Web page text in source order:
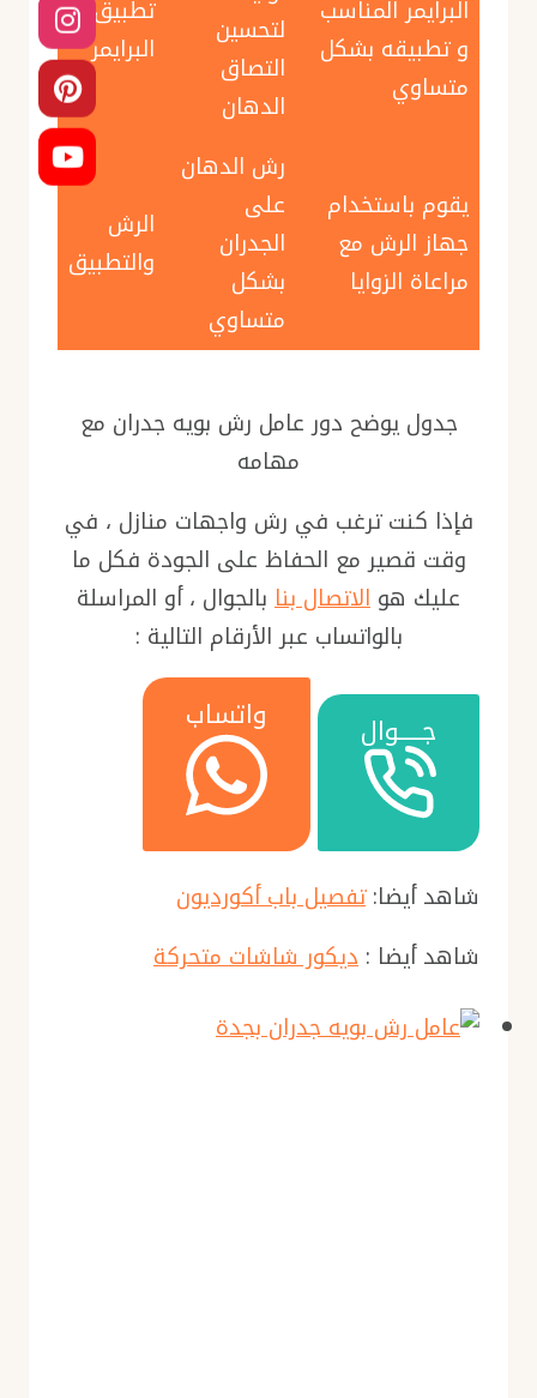
البرايمر المناسب
و تطبيقه بشكل
متساوي
لتحسين
التصاق
الدهان
تطبيق
البرايمر
يقوم باستخدام
جهاز الرش مع
مراعاة الزوايا
رش الدهان
على
الجدران
بشكل
متساوي
الرش
والتطبيق
جدول يوضح دور عامل رش بويه جدران مع
مهامه
فإذا كنت ترغب في رش واجهات منازل ، في
وقت قصير مع الحفاظ على الجودة فكل ما
عليك هو الاتصال بنا بالجوال ، أو المراسلة
بالواتساب عبر الأرقام التالية :
جـــــوال واتساب
شاهد أيضا:تفصيل باب أكورديون
شاهد أيضا : ديكور شاشات متحركة